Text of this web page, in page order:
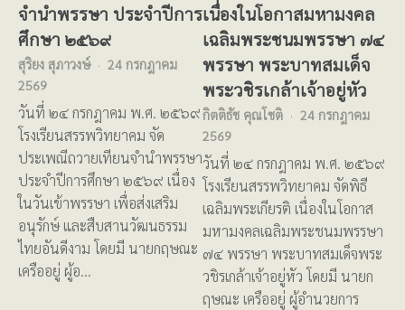
จำนำพรรษา ประจำปีการ
ศึกษา ๒๕๖๙
สุริยง สุภาวงษ์
24 กรกฎาคม
2569
วันที่ ๒๔ กรกฎาคม พ.ศ. ๒๕๖๙
โรงเรียนสรรพวิทยาคม จัด
ประเพณีถวายเทียนจำนำพรรษา
ประจำปีการศึกษา ๒๕๖๙ เนื่อง
ในวันเข้าพรรษา เพื่อส่งเสริม
อนุรักษ์ และสืบสานวัฒนธรรม
ไทยอันดีงาม โดยมี นายกฤษณะ
เครืออยู่ ผู้อ…
เนื่องในโอกาสมหามงคล
เฉลิมพระชนมพรรษา ๗๔
พรรษา พระบาทสมเด็จ
พระวชิรเกล้าเจ้าอยู่หัว
กิตติธัช คุณโชติ
24 กรกฎาคม
2569
วันที่ ๒๔ กรกฎาคม พ.ศ. ๒๕๖๙
โรงเรียนสรรพวิทยาคม จัดพิธี
เฉลิมพระเกียรติ เนื่องในโอกาส
มหามงคลเฉลิมพระชนมพรรษา
๗๔ พรรษา พระบาทสมเด็จพระ
วชิรเกล้าเจ้าอยู่หัว โดยมี นายก
ฤษณะ เครืออยู่ ผู้อำนวยการ